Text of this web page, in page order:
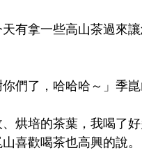
有拿一些高山茶過來
們了，哈哈哈～」季
烘培的茶葉，我喝了
喜歡喝茶也高興的說。